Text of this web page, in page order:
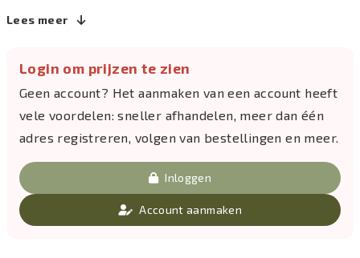
Lees meer
Login om prijzen te zien
Geen account? Het aanmaken van een account heeft
vele voordelen: sneller afhandelen, meer dan één
adres registreren, volgen van bestellingen en meer.
Inloggen
Account aanmaken